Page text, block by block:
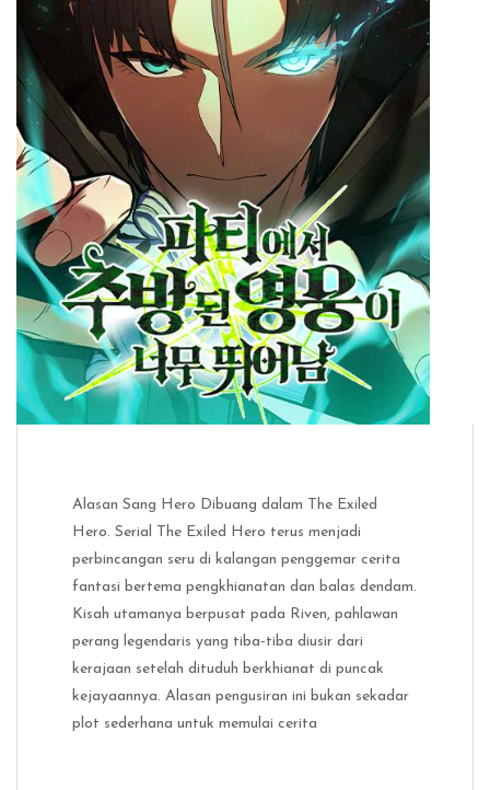
Alasan Sang Hero Dibuang dalam The Exiled
Hero. Serial The Exiled Hero terus menjadi
perbincangan seru di kalangan penggemar cerita
fantasi bertema pengkhianatan dan balas dendam.
Kisah utamanya berpusat pada Riven, pahlawan
perang legendaris yang tiba-tiba diusir dari
kerajaan setelah dituduh berkhianat di puncak
kejayaannya. Alasan pengusiran ini bukan sekadar
plot sederhana untuk memulai cerita